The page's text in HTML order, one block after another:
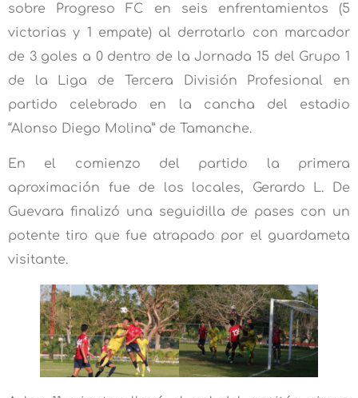
sobre Progreso FC en seis enfrentamientos (5
victorias y 1 empate) al derrotarlo con marcador
de 3 goles a 0 dentro de la Jornada 15 del Grupo 1
de la Liga de Tercera División Profesional en
partido celebrado en la cancha del estadio
“Alonso Diego Molina” de Tamanche.
En el comienzo del partido la primera
aproximación fue de los locales, Gerardo L. De
Guevara finalizó una seguidilla de pases con un
potente tiro que fue atrapado por el guardameta
visitante.